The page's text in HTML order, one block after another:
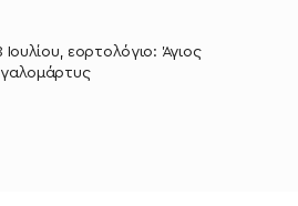
Ιουλίου, εορτολόγιο: Άγιος